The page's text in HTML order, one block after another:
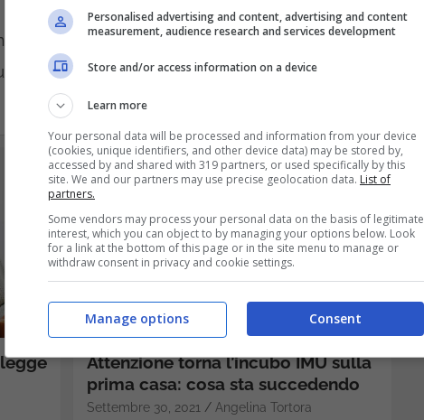
Il Bonus idrico da 1.000 euro è per
tutti e permette la sostituzione di
sanitari e…
Attenzione torna l’incubo IMU sulla
prima casa: cosa sta succedendo
Settembre 30, 2021 Angelina Tortora
Personalised advertising and content, advertising and content
measurement, audience research and services development
Store and/or access information on a device
Learn more
Your personal data will be processed and information from your device
(cookies, unique identifiers, and other device data) may be stored by,
accessed by and shared with 319 partners, or used specifically by this
site. We and our partners may use precise geolocation data. List of
partners.
Some vendors may process your personal data on the basis of legitimate
interest, which you can object to by managing your options below. Look
for a link at the bottom of this page or in the site menu to manage or
withdraw consent in privacy and cookie settings.
Consent
Manage options